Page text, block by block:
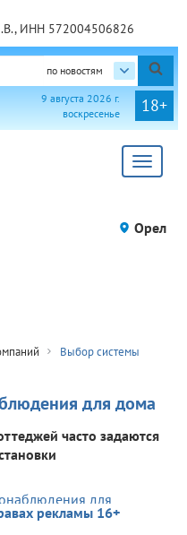
ИНН 572004506826
по новостям
18+
9 августа 2026 г.
воскресенье
Toggle
Орел
Выбор системы
для дома
часто задаются
рекламы 16+